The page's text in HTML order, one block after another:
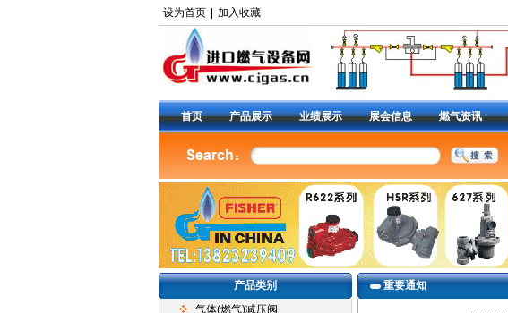
设为首页 加入收藏
首页 产品展示 业绩展示 展会信息 燃气资讯
产品类别
气体(燃气)减压阀
重要通知